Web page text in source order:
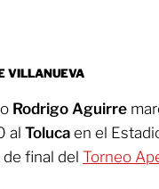
VILLANUEVA
Rodrigo Aguirre
al Toluca en el
final del Torneo